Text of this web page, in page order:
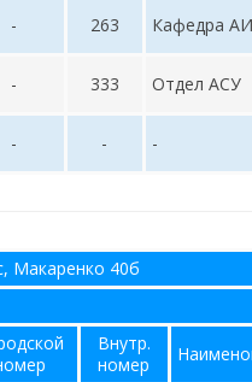
- 263 Кафедра
- 333 Отдел АСУ
- - -
Макаренко 40б
Внутр.
номер